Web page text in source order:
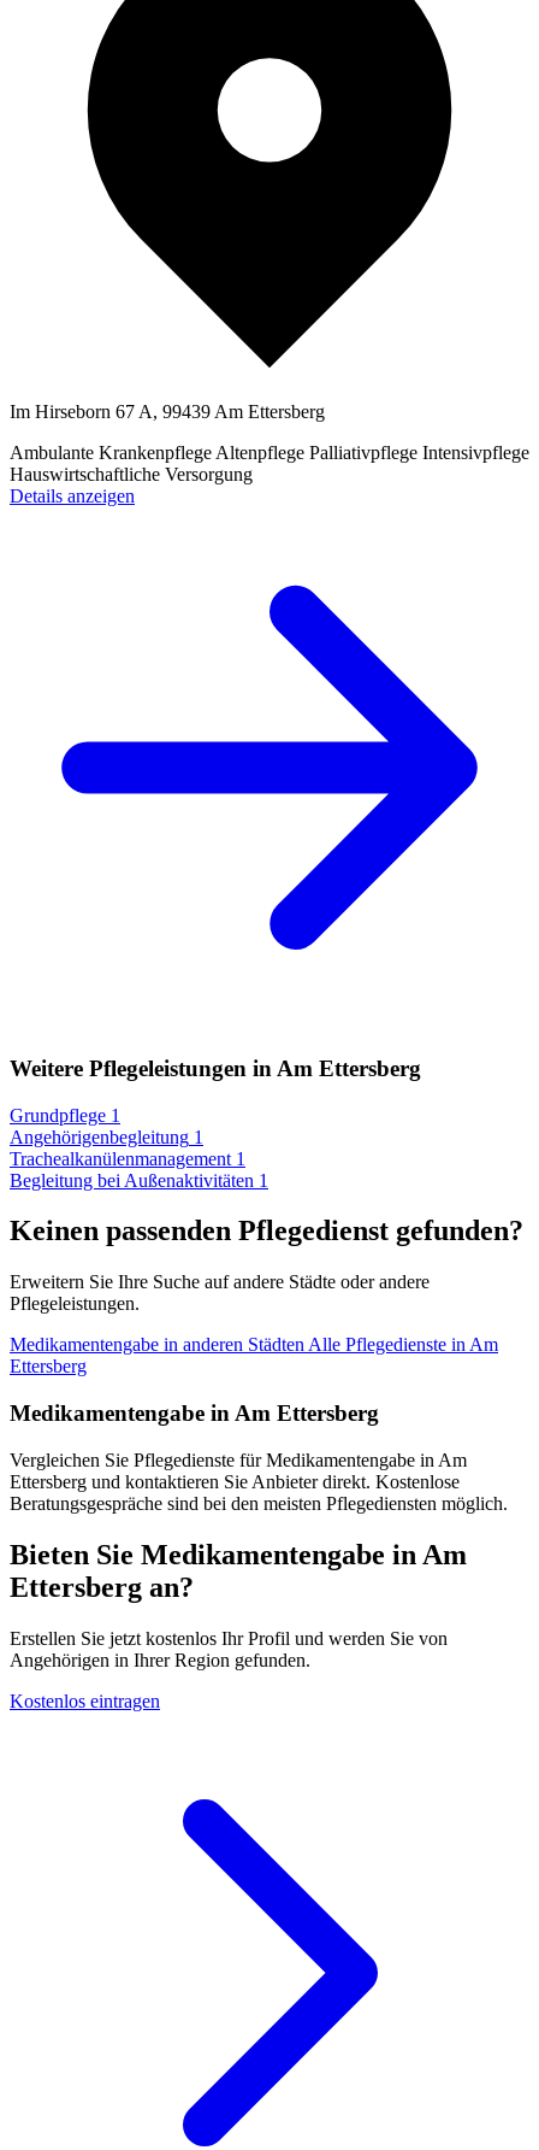
Im Hirseborn 67 A, 99439 Am Ettersberg
Ambulante Krankenpflege Altenpflege Palliativpflege Intensivpflege
Hauswirtschaftliche Versorgung
Details anzeigen
Weitere Pflegeleistungen in Am Ettersberg
Grundpflege 1
Angehörigenbegleitung 1
Trachealkanülenmanagement 1
Begleitung bei Außenaktivitäten 1
Keinen passenden Pflegedienst gefunden?
Erweitern Sie Ihre Suche auf andere Städte oder andere
Pflegeleistungen.
Medikamentengabe in anderen Städten Alle Pflegedienste in Am
Ettersberg
Medikamentengabe in Am Ettersberg
Vergleichen Sie Pflegedienste für Medikamentengabe in Am
Ettersberg und kontaktieren Sie Anbieter direkt. Kostenlose
Beratungsgespräche sind bei den meisten Pflegediensten möglich.
Bieten Sie Medikamentengabe in Am
Ettersberg an?
Erstellen Sie jetzt kostenlos Ihr Profil und werden Sie von
Angehörigen in Ihrer Region gefunden.
Kostenlos eintragen